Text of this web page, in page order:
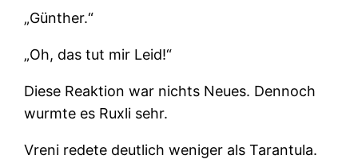
„Günther.“
„Oh, das tut mir Leid!“
Diese Reaktion war nichts Neues. Dennoch
wurmte es Ruxli sehr.
Vreni redete deutlich weniger als Tarantula.